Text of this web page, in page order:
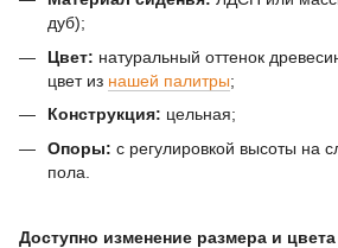
дуб);
Цвет: натуральный оттенок
цвет из нашей палитры;
Конструкция: цельная;
Опоры: с регулировкой высоты на
пола.
Доступно изменение размера и